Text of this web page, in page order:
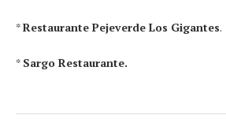
*Restaurante Pejeverde Los Gigantes.
* Sargo Restaurante.